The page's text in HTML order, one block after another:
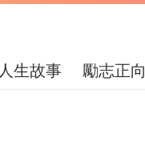
人生故事 勵志正向